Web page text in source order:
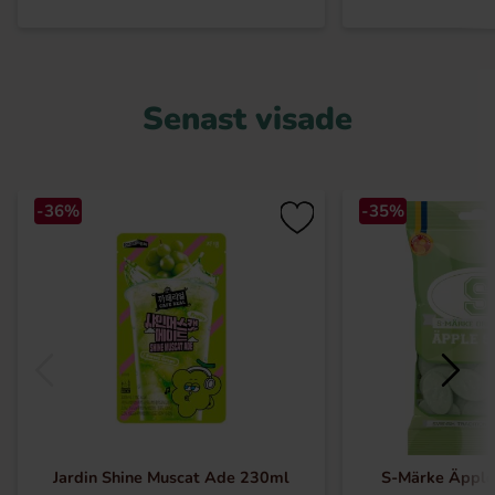
Senast visade
-36%
Jardin Shine Muscat Ade 230ml
-35%
S-Märke